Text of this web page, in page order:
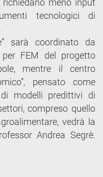
meno input
tecnologici di
sarà coordinato da
per FEM del progetto
mentre il centro
pensato come
modelli predittivi di
compreso quello
vedrà la
Andrea Segrè.